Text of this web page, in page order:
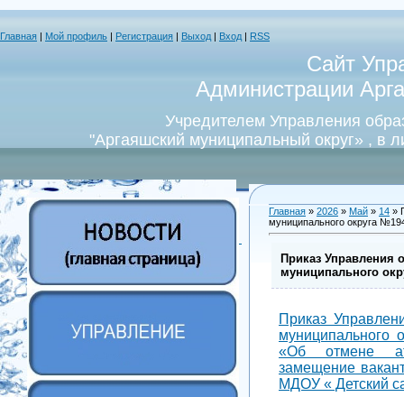
Главная Мой профиль Регистрация Выход Вход RSS
Сайт
Администрации
Учредителем Управления
"Аргаяшский муниципальный округ» , в
Главная » 2026 » Май » 14 »
муниципального округа
Приказ Управления
муниципального
Приказ
муниципального
«Об отмене
замещение
МДОУ « Детский